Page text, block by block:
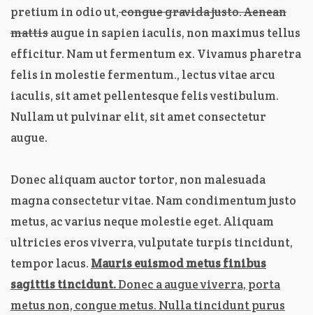
pretium in odio ut,congue gravida justo. Aenean
mattisaugue in sapien iaculis, non maximus tellus
efficitur. Nam ut fermentum ex. Vivamus pharetra
felis in molestie fermentum., lectus vitae arcu
iaculis, sit amet pellentesque felis vestibulum.
Nullam ut pulvinar elit, sit amet consectetur
augue.
Donec aliquam auctor tortor, non malesuada
magna consectetur vitae. Nam condimentum justo
metus, ac varius neque molestie eget. Aliquam
ultricies eros viverra, vulputate turpis tincidunt,
tempor lacus. Mauris euismod metus finibus
sagittis tincidunt.Donec a augue viverra, porta
metus non, congue metus. Nulla tincidunt purus